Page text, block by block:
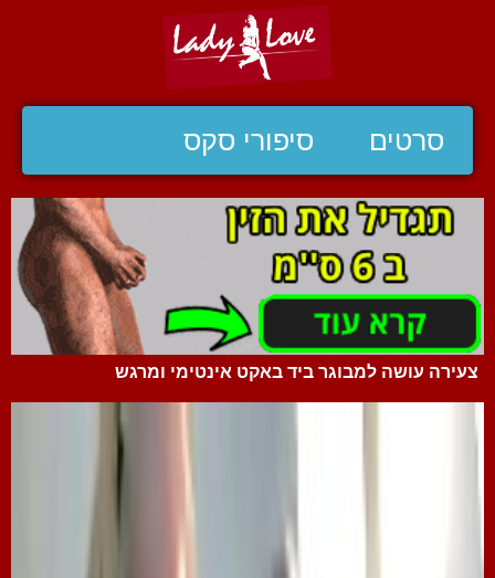
סרטים סיפורי סקס
צעירה עושה למבוגר ביד באקט אינטימי ומרגש